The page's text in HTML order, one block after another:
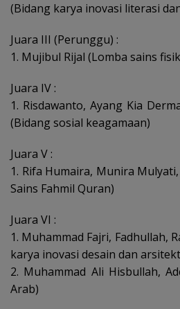
(Bidang karya inovasi literasi
Juara III (Perunggu) :
1. Mujibul Rijal (Lomba sains
Juara IV :
1. Risdawanto, Ayang Kia
(Bidang sosial keagamaan)
Juara V :
1. Rifa Humaira, Munira
Sains Fahmil Quran)
Juara VI :
1. Muhammad Fajri, Fadhullah,
karya inovasi desain dan
2. Muhammad Ali Hisbullah,
Arab)